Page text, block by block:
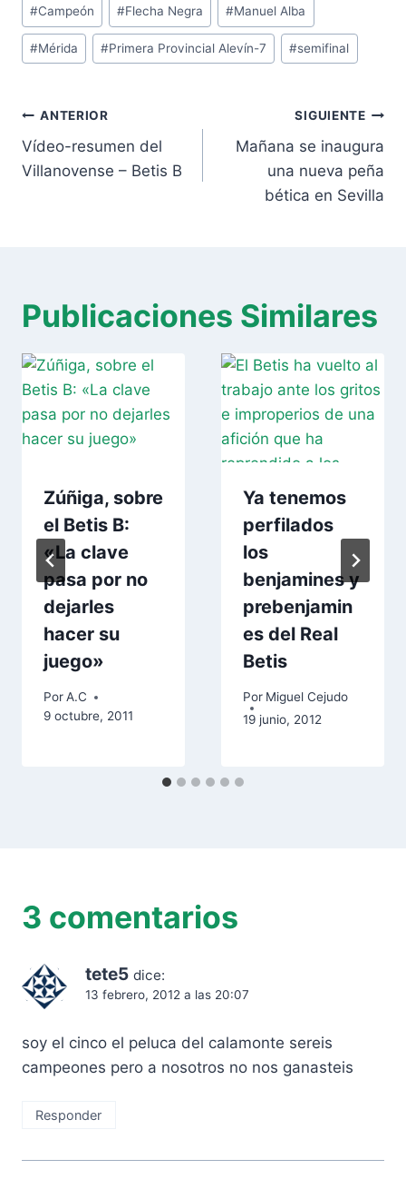
de
la
#Campeón #Flecha Negra #Manuel Alba
#Mérida #Primera Provincial Alevín-7 #semifinal
Navegación
de
entradas
ANTERIOR
Vídeo-resumen del
Villanovense – Betis B
SIGUIENTE
Mañana se inaugura
una nueva peña
bética en Sevilla
Publicaciones Similares
Zúñiga, sobre
el Betis B:
«La clave
pasa por no
dejarles
hacer su
juego»
PorA.C
9 octubre, 2011
Ya tenemos
perfilados
los
benjamines y
prebenjamin
es del Real
Betis
Por Miguel Cejudo
19 junio, 2012
3 comentarios
tete5 dice:
13 febrero, 2012 a las 20:07
soy el cinco el peluca del calamonte sereis
campeones pero a nosotros no nos ganasteis
Responder